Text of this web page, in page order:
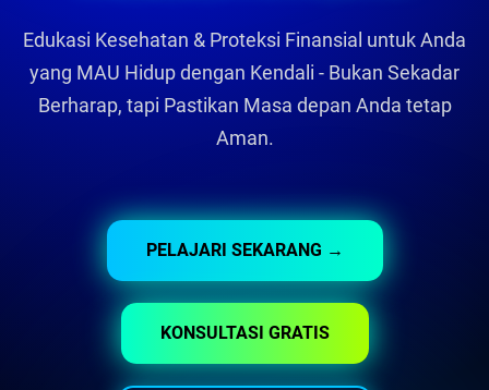
Edukasi Kesehatan & Proteksi Finansial untuk Anda
yang MAU Hidup dengan Kendali - Bukan Sekadar
Berharap, tapi Pastikan Masa depan Anda tetap
Aman.
PELAJARI SEKARANG →
KONSULTASI GRATIS